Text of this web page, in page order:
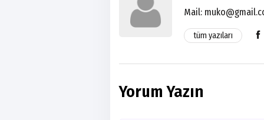
Mail:
tüm yazıları
Yorum Yazın